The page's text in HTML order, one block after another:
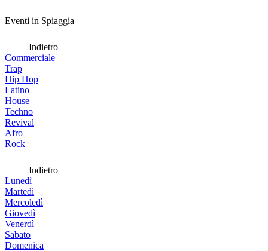
Eventi in Spiaggia
Indietro
Commerciale
Trap
Hip Hop
Latino
House
Techno
Revival
Afro
Rock
Indietro
Lunedì
Martedì
Mercoledì
Giovedì
Venerdì
Sabato
Domenica